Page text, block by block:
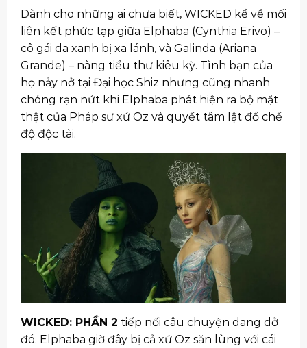
Dành cho những ai chưa biết, WICKED kể về mối
liên kết phức tạp giữa Elphaba (Cynthia Erivo) –
cô gái da xanh bị xa lánh, và Galinda (Ariana
Grande) – nàng tiểu thư kiêu kỳ. Tình bạn của
họ nảy nở tại Đại học Shiz nhưng cũng nhanh
chóng rạn nứt khi Elphaba phát hiện ra bộ mặt
thật của Pháp sư xứ Oz và quyết tâm lật đổ chế
độ độc tài.
WICKED: PHẦN 2 tiếp nối câu chuyện dang dở
đó. Elphaba giờ đây bị cả xứ Oz săn lùng với cái